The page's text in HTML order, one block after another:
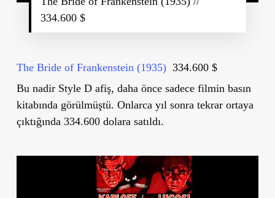
334.600 $
The Bride of Frankenstein (1935)334.600 $
Bu nadir Style D afiş, daha önce sadece filmin basın
kitabında görülmüştü. Onlarca yıl sonra tekrar ortaya
çıktığında 334.600 dolara satıldı.